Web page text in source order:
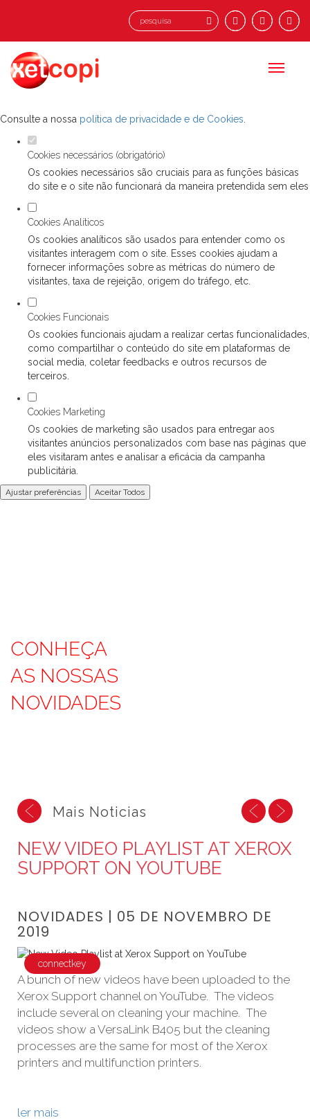
Defina as suas preferências de cookies
para este website.
Este website utiliza cookies estritamente necessários, analíticos e
funcionais, para lhe oferecer uma boa experiência de navegação e
acesso a todas as funcionalidades.
Consulte a nossa política de privacidade e de Cookies
Cookies necessários (obrigatório)
Os cookies necessários são cruciais para as funções básicas
do site e o site não funcionará da maneira pretendida sem eles
Cookies Analíticos
Os cookies analíticos são usados para entender como os
visitantes interagem com o site. Esses cookies ajudam a
fornecer informações sobre as métricas do número de
visitantes, taxa de rejeição, origem do tráfego, etc.
Cookies Funcionais
Os cookies funcionais ajudam a realizar certas funcionalidades,
como compartilhar o conteúdo do site em plataformas de
social media, coletar feedbacks e outros recursos de
terceiros.
Cookies Marketing
Os cookies de marketing são usados para entregar aos
visitantes anúncios personalizados com base nas páginas que
eles visitaram antes e analisar a eficácia da campanha
publicitária.
Ajustar preferências Aceitar Todos
CONHEÇA
AS NOSSAS
NOVIDADES
< Mais Noticias < >
NEW VIDEO PLAYLIST AT XEROX
SUPPORT ON YOUTUBE
NOVIDADES | 05 DE NOVEMBRO DE
2019
connectkey
A bunch of new videos have been uploaded to the
Xerox Support channel on YouTube. The videos
include several on cleaning your machine. The
videos show a VersaLink B405 but the cleaning
processes are the same for most of the Xerox
printers and multifunction printers.
ler mais